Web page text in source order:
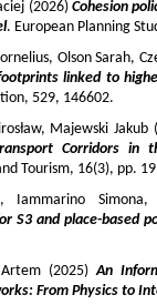
(2026)Cohesion
. European Planning
Olson Sarah,
linked to
529, 146602.
Majewski Jakub
Corridors in
Tourism, 16(3), pp.
Iammarino Simona,
S3 and place-based
Artem (2025)An
From Physics to